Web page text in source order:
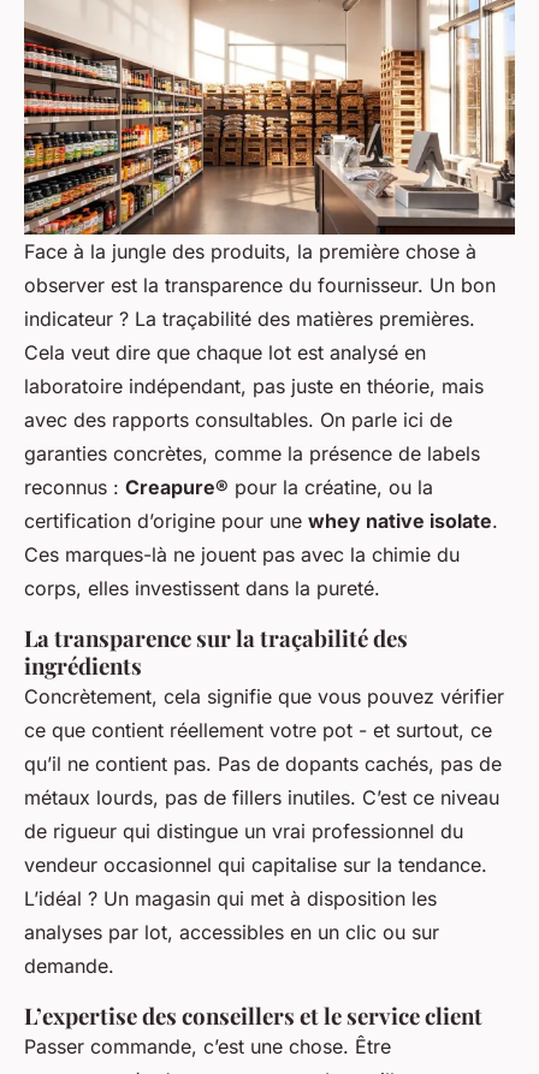
Face à la jungle des produits, la première chose à
observer est la transparence du fournisseur. Un bon
indicateur ? La traçabilité des matières premières.
Cela veut dire que chaque lot est analysé en
laboratoire indépendant, pas juste en théorie, mais
avec des rapports consultables. On parle ici de
garanties concrètes, comme la présence de labels
reconnus : Creapure® pour la créatine, ou la
certification d’origine pour une whey native isolate.
Ces marques-là ne jouent pas avec la chimie du
corps, elles investissent dans la pureté.
La transparence sur la traçabilité des
ingrédients
Concrètement, cela signifie que vous pouvez vérifier
ce que contient réellement votre pot - et surtout, ce
qu’il ne contient pas. Pas de dopants cachés, pas de
métaux lourds, pas de fillers inutiles. C’est ce niveau
de rigueur qui distingue un vrai professionnel du
vendeur occasionnel qui capitalise sur la tendance.
L’idéal ? Un magasin qui met à disposition les
analyses par lot, accessibles en un clic ou sur
demande.
L’expertise des conseillers et le service client
Passer commande, c’est une chose. Être